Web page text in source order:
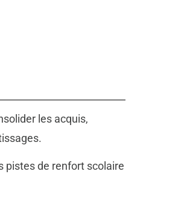
les acquis,
pistes de renfort scolaire